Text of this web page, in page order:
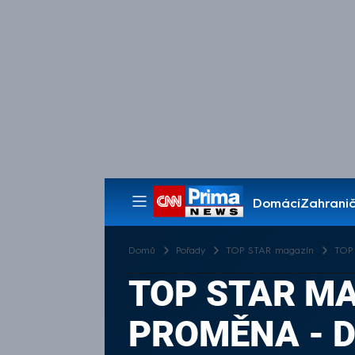
Domácí
Pořady
Domů Pořady TOP STAR magazín
TOP STAR
PROMĚNA -